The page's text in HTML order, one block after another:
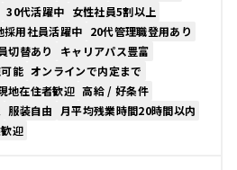
30代活躍中 女性社員5割以上
採用社員活躍中 20代管理職登用あり
切替あり
キャリアパス豊富
能 オンラインで内定まで
地在住者歓迎 高給 / 好条件
服装自由
月平均残業時間20時間以内
迎